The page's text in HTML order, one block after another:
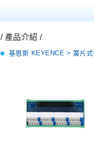
/ 產品介紹 /
基恩斯 KEYENCE > 簧片